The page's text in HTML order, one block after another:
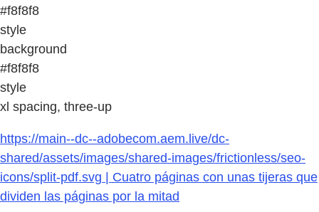
#f8f8f8
style
background
#f8f8f8
style
xl spacing, three-up
https://main--dc--adobecom.aem.live/dc-
shared/assets/images/shared-images/frictionless/seo-
icons/split-pdf.svg | Cuatro páginas con unas tijeras que
dividen las páginas por la mitad